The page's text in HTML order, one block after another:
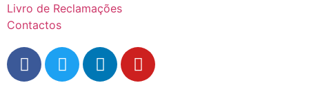
Livro de Reclamações
Contactos